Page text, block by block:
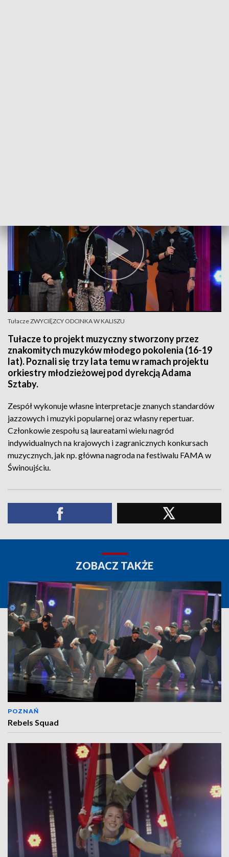
Tułacze ZWYCIĘZCY ODCINKA W KALISZU
Tułacze to projekt muzyczny stworzony przez
znakomitych muzyków młodego pokolenia (16-19
lat). Poznali się trzy lata temu w ramach projektu
orkiestry młodzieżowej pod dyrekcją Adama
Sztaby.
Zespół wykonuje własne interpretacje znanych standardów
jazzowych i muzyki popularnej oraz własny repertuar.
Członkowie zespołu są laureatami wielu nagród
indywidualnych na krajowych i zagranicznych konkursach
muzycznych, jak np. główna nagroda na festiwalu FAMA w
Świnoujściu.
ZOBACZ TAKŻE
POZNAŃ
Rebels Squad